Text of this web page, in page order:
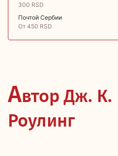
300 RSD
Почтой Сербии
От 450 RSD
Автор Дж. К.
Роулинг